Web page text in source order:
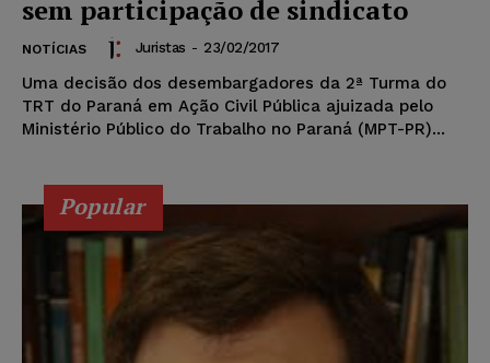
sem participação de sindicato
NOTÍCIAS Juristas - 23/02/2017
Uma decisão dos desembargadores da 2ª Turma do
TRT do Paraná em Ação Civil Pública ajuizada pelo
Ministério Público do Trabalho no Paraná (MPT-PR)...
Popular